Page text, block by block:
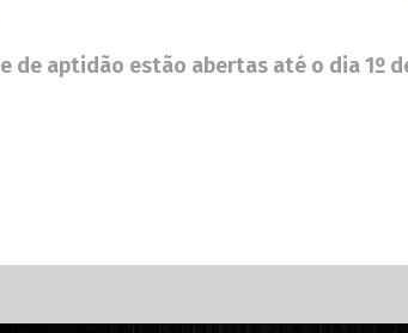
de aptidão estão abertas até o dia 1º